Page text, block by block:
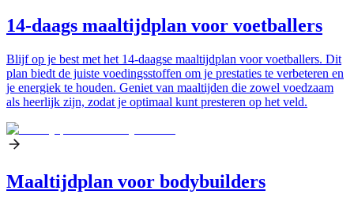
14-daags maaltijdplan voor voetballers
Blijf op je best met het 14-daagse maaltijdplan voor voetballers. Dit
plan biedt de juiste voedingsstoffen om je prestaties te verbeteren en
je energiek te houden. Geniet van maaltijden die zowel voedzaam
als heerlijk zijn, zodat je optimaal kunt presteren op het veld.
Maaltijdplan voor bodybuilders